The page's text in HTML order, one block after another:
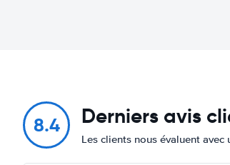
8.4 Derniers avis
Les clients nous évaluent avec